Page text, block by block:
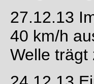
27.12.13
40 km/h
Welle trägt